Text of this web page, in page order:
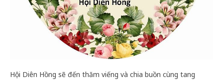
Hội Diên Hồng sẽ đến thăm viếng và chia buồn cùng tang